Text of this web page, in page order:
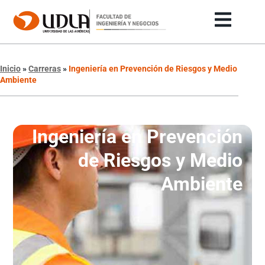
Inicio»Carreras» Ingeniería en Prevención de Riesgos y Medio
Ambiente
Ingeniería en Prevención
de Riesgos y Medio
Ambiente